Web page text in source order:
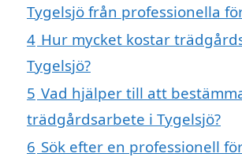
Tygelsjö från professionella
4 Hur mycket kostar
Tygelsjö?
5 Vad hjälper till att
trädgårdsarbete i Tygelsjö?
6 Sök efter en professionell